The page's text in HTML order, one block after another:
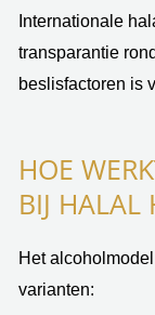
Internationale
transparantie
beslisfactoren is
HOE
BIJ HALAL
Het
varianten: